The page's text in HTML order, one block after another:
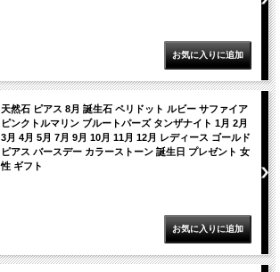
天然石 ピアス 8月 誕生石 ペリドット ルビー サファイア
ピンクトルマリン ブルートパーズ タンザナイト 1月 2月
3月 4月 5月 7月 9月 10月 11月 12月 レディース ゴールド
ピアス バースデー カラーストーン 誕生日 プレゼント 女
性 ギフト